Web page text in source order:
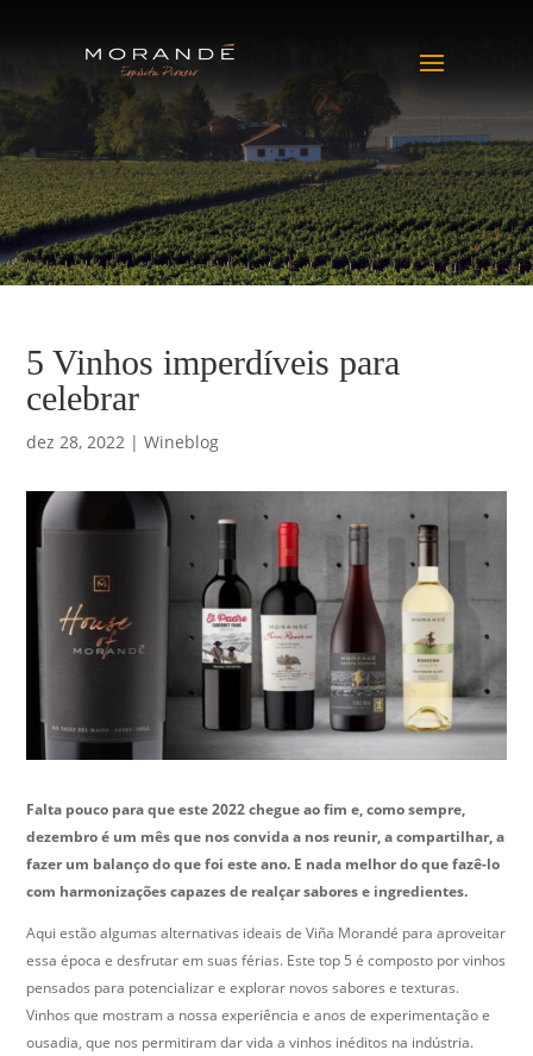
5 Vinhos imperdíveis para
celebrar
dez 28, 2022 |Wineblog
Falta pouco para que este 2022 chegue ao fim e, como sempre,
dezembro é um mês que nos convida a nos reunir, a compartilhar, a
fazer um balanço do que foi este ano. E nada melhor do que fazê-lo
com harmonizações capazes de realçar sabores e ingredientes.
Aqui estão algumas alternativas ideais de Viña Morandé para aproveitar
essa época e desfrutar em suas férias. Este top 5 é composto por vinhos
pensados para potencializar e explorar novos sabores e texturas.
Vinhos que mostram a nossa experiência e anos de experimentação e
ousadia, que nos permitiram dar vida a vinhos inéditos na indústria.